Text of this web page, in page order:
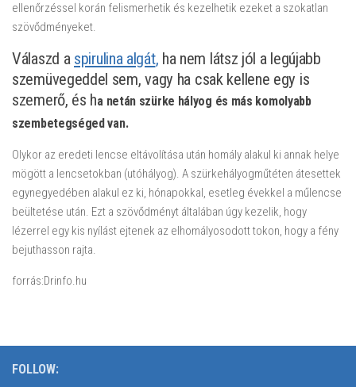
ellenőrzéssel korán felismerhetik és kezelhetik ezeket a szokatlan
szövődményeket.
Válaszd a spirulina algát, ha nem látsz jól a legújabb
szemüvegeddel sem, vagy ha csak kellene egy is
szemerő, és ha netán szürke hályog és más komolyabb
szembetegséged van.
Olykor az eredeti lencse eltávolítása után homály alakul ki annak helye
mögött a lencsetokban (utóhályog). A szürkehályogműtéten átesettek
egynegyedében alakul ez ki, hónapokkal, esetleg évekkel a műlencse
beültetése után. Ezt a szövődményt általában úgy kezelik, hogy
lézerrel egy kis nyílást ejtenek az elhomályosodott tokon, hogy a fény
bejuthasson rajta.
forrás:Drinfo.hu
FOLLOW: